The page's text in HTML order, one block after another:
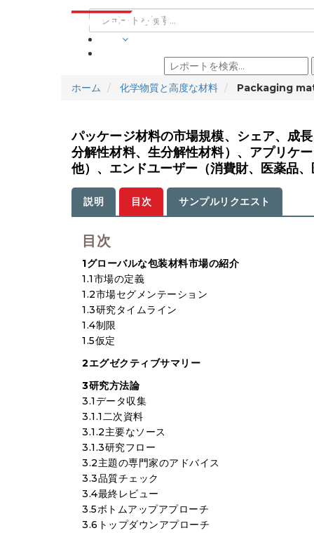
ホーム 化学物質と高度な材料 Packaging
パッケージ材料の市場規模、シェア、成
分解性材料、生分解性材料）、アプリケ
他）、エンドユーザー（消費財、医薬品
説明 目次 サンプルリクエスト
目次
1グローバルな包装材料市場の紹介
1.1市場の定義
1.2市場セグメンテーション
1.3研究タイムライン
1.4制限
1.5仮定
2エグゼクティブサマリー
3研究方法論
3.1データ収集
3.1.1二次資料
3.1.2主要なソース
3.1.3研究フロー
3.2主題の専門家のアドバイス
3.3品質チェック
3.4最終レビュー
3.5ボトムアップアプローチ
3.6トップダウンアプローチ